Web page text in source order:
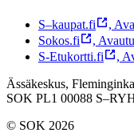
S–kaupat.fi ,
Sokos.fi
,
S-Etukortti.fi
,
Ässäkeskus,
SOK PL1 00088
© SOK 2026